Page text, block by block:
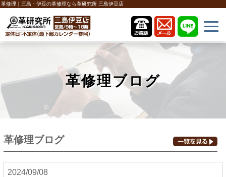
革修理｜三島・伊豆の革修理なら革研究所 三島伊豆店
革修理ブログ
革修理ブログ
2024/09/08